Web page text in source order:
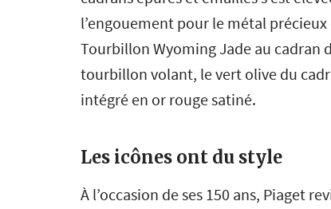
l’engouement pour le métal
Tourbillon Wyoming Jade au cadran
tourbillon volant, le vert olive du
intégré en or rouge satiné.
Les icônes ont du style
À l’occasion de ses 150 ans, Piaget